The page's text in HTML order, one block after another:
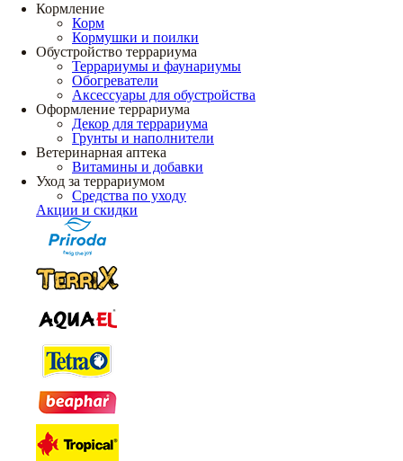
Кормление
Корм
Кормушки и поилки
Обустройство террариума
Террариумы и фаунариумы
Обогреватели
Аксессуары для обустройства
Оформление террариума
Декор для террариума
Грунты и наполнители
Ветеринарная аптека
Витамины и добавки
Уход за террариумом
Средства по уходу
Акции и скидки